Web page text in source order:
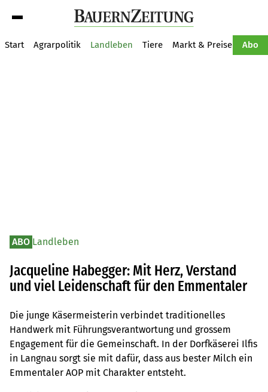
Start Agrarpolitik Landleben Tiere Markt & Preise Abo
ABO Landleben
Jacqueline Habegger: Mit Herz, Verstand
und viel Leidenschaft für den Emmentaler
Die junge Käsermeisterin verbindet traditionelles
Handwerk mit Führungsverantwortung und grossem
Engagement für die Gemeinschaft. In der Dorfkäserei Ilfis
in Langnau sorgt sie mit dafür, dass aus bester Milch ein
Emmentaler AOP mit Charakter entsteht.